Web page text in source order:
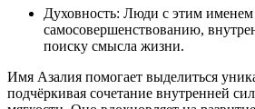
Духовность: Люди с этим именем
самосовершенствованию,
поиску смысла жизни.
Имя Азалия помогает выделиться
подчёркивая сочетание внутренней